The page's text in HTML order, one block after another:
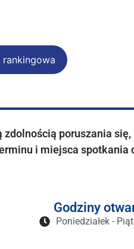
poruszania
i miejsca spotkania
Godziny
Poniedziałek -